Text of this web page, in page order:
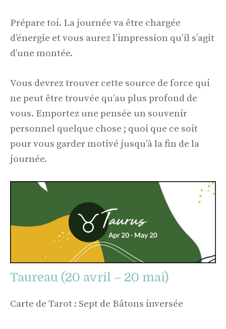
Prépare toi. La journée va être chargée
d’énergie et vous aurez l’impression qu’il s’agit
d’une montée.
Vous devrez trouver cette source de force qui
ne peut être trouvée qu’au plus profond de
vous. Emportez une pensée un souvenir
personnel quelque chose ; quoi que ce soit
pour vous garder motivé jusqu’à la fin de la
journée.
Taureau (20 avril – 20 mai)
Carte de Tarot : Sept de Bâtons inversée